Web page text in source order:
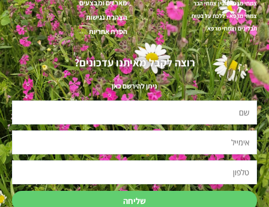
צמחי מרפא מבין צמחי הבר
צמחי מרפא - ללכת על בטוח
תבלינים וצמחי מרפא
מארזים ומבצעים
הצהרת נגישות
הסרת אחריות
רוצה לקבל מאיתנו עדכונים?
ניתן להירשם כאן
שם
אימייל
טלפון
שליחה